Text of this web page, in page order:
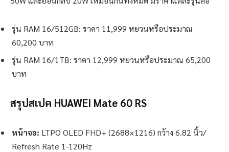
รุ่น RAM 16/512GB: ราคา 11,999 หยวนหรือประมาณ
60,200 บาท
รุ่น RAM 16/1TB: ราคา 12,999 หยวนหรือประมาณ 65,200
บาท
สรุปสเปค HUAWEI Mate 60 RS
หน้าจอ: LTPO OLED FHD+ (2688×1216) กว้าง 6.82 นิ้ว/
Refresh Rate 1-120Hz